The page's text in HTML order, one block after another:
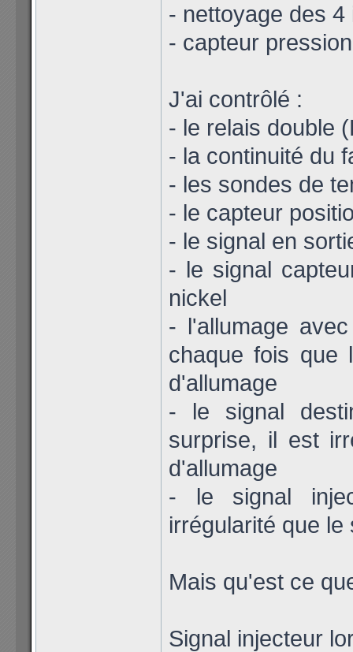
- nettoyage des
- capteur
J'ai contrôlé :
- le relais double
- la continuité du
- les sondes de
- le capteur
- le signal en
- le signal
nickel
- l'allumage
chaque fois que
d'allumage
- le signal
surprise, il est
d'allumage
- le signal
irrégularité que le
Mais qu'est ce
Signal injecteur